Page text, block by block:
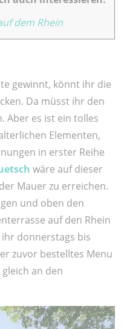
dem Rhein
gewinnt, könnt ihr die
Da müsst ihr den
Aber es ist ein tolles
Elementen,
in erster Reihe
wäre auf dieser
Mauer zu erreichen.
und oben den
auf den Rhein
donnerstags bis
zuvor bestelltes Menu
an den